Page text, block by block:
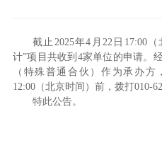
截止2025年4月22日17:00
计”项目共收到4家单位的申请。
（特殊普通合伙）作为承办方
12:00（北京时间）前，拨打010-
特此公告。